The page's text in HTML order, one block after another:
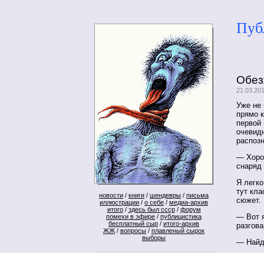
новости / книги / шендевры / письма
иллюстрации / о себе / медиа-архив
итого/ здесь был ссср/ форум
помехи в эфире / публицистика
бесплатный сыр / итого-архив
ЖЖ / вопросы / плавленый сырок
выборы
Уже не
прямо
—
снаряд
Я
тут
сюжет.
— Вот
—